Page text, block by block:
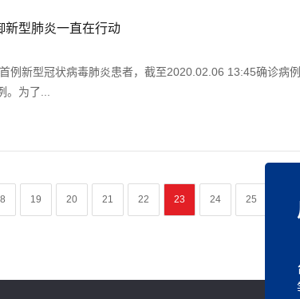
新型肺炎一直在行动
例新型冠状病毒肺炎患者，截至2020.02.06 13:45确诊病例
为了...
19 20 21 22 23 24 25